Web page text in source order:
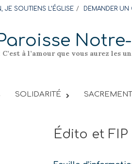
JE SOUTIENS L’ÉGLISE DEMANDER UN
C’est à l’amour que vous aurez les
SOLIDARITÉ
Édito et FIP